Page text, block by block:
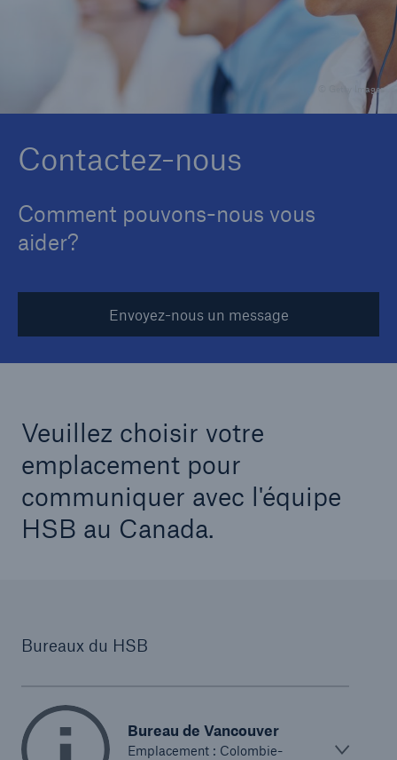
© Getty Images
Contactez-nous
Comment pouvons-nous vous
aider?
Envoyez-nous un message
Veuillez choisir votre
emplacement pour
communiquer avec l'équipe
HSB au Canada.
Bureaux du HSB
Bureau de Vancouver
Emplacement : Colombie-
Contactez-nous
Nouvelles